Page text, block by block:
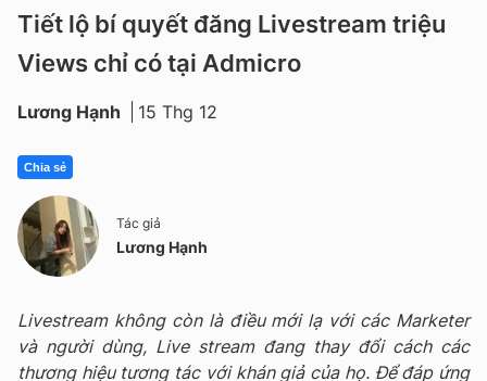
Tiết lộ bí quyết đăng Livestream triệu
Views chỉ có tại Admicro
Lương Hạnh 15 Thg 12
Chia sẻ
Tác giả
Lương Hạnh
Livestream không còn là điều mới lạ với các Marketer
và người dùng, Live stream đang thay đổi cách các
thương hiệu tương tác với khán giả của họ. Để đáp ứng